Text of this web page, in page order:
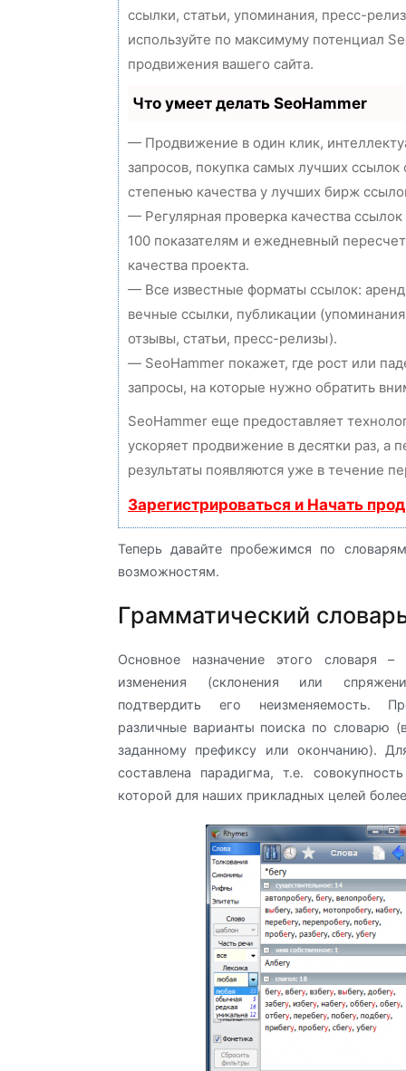
ссылки, статьи, упоминания, пресс-
используйте по максимуму потенциал
продвижения вашего сайта.
Что умеет делать SeoHammer
— Продвижение в один клик,
запросов, покупка самых лучших ссылок
степенью качества у лучших бирж
— Регулярная проверка качества
100 показателям и ежедневный
качества проекта.
— Все известные форматы ссылок:
вечные ссылки, публикации
отзывы, статьи, пресс-релизы).
— SeoHammer покажет, где рост или
запросы, на которые нужно обратить
SeoHammer еще предоставляет
ускоряет продвижение в десятки раз, а
результаты появляются уже в течение
Зарегистрироваться и Начать
Теперь давайте пробежимся по
возможностям.
Грамматический
Основное назначение этого словаря –
изменения (склонения или
подтвердить его неизменяемость.
различные варианты поиска по словарю
заданному префиксу или окончанию).
составлена парадигма, т.е.
которой для наших прикладных целей